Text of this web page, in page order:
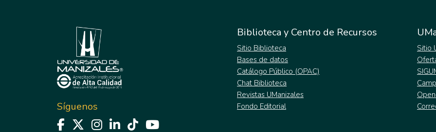
Síguenos
Biblioteca y Centro de Recursos
Sitio Biblioteca
Bases de datos
Catálogo Público (OPAC)
Chat Biblioteca
Revistas UManizales
Fondo Editorial
Sitio